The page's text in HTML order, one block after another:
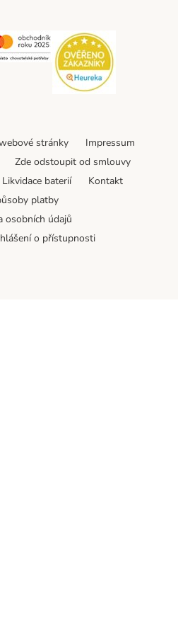
Security
stránky
Impressum
Zde odstoupit od smlouvy
Likvidace baterií
Kontakt
platby
osobních údajů
o přístupnosti